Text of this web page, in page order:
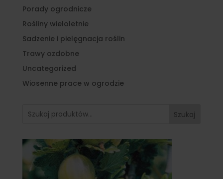
Porady ogrodnicze
Rośliny wieloletnie
Sadzenie i pielęgnacja roślin
Trawy ozdobne
Uncategorized
Wiosenne prace w ogrodzie
Szukaj